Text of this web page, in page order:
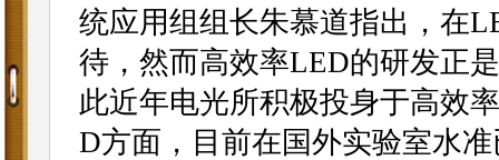
统应用组组长朱慕道指出，在
待，然而高效率LED的研发正
此近年电光所积极投身于高效
D方面，目前在国外实验室水